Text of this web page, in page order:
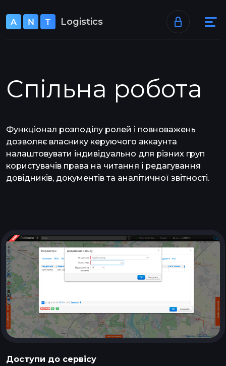
Logistics
+38 073 520 40 46
Спільна робота
Функціонал розподілу ролей і повноважень
дозволяє власнику керуючого аккаунта
налаштовувати індивідуально для різних груп
користувачів права на читання і редагування
довідників, документів та аналітичної звітності.
Доступи до сервісу